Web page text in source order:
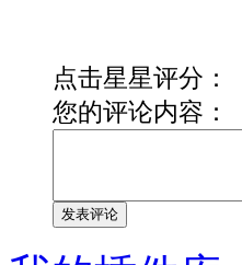
点击星星评分：
您的评论内容：
发表评论